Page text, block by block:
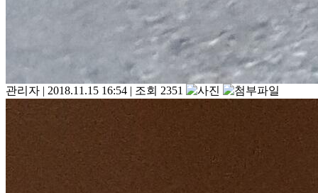
관리자 | 2018.11.15 16:54 | 조회 2351